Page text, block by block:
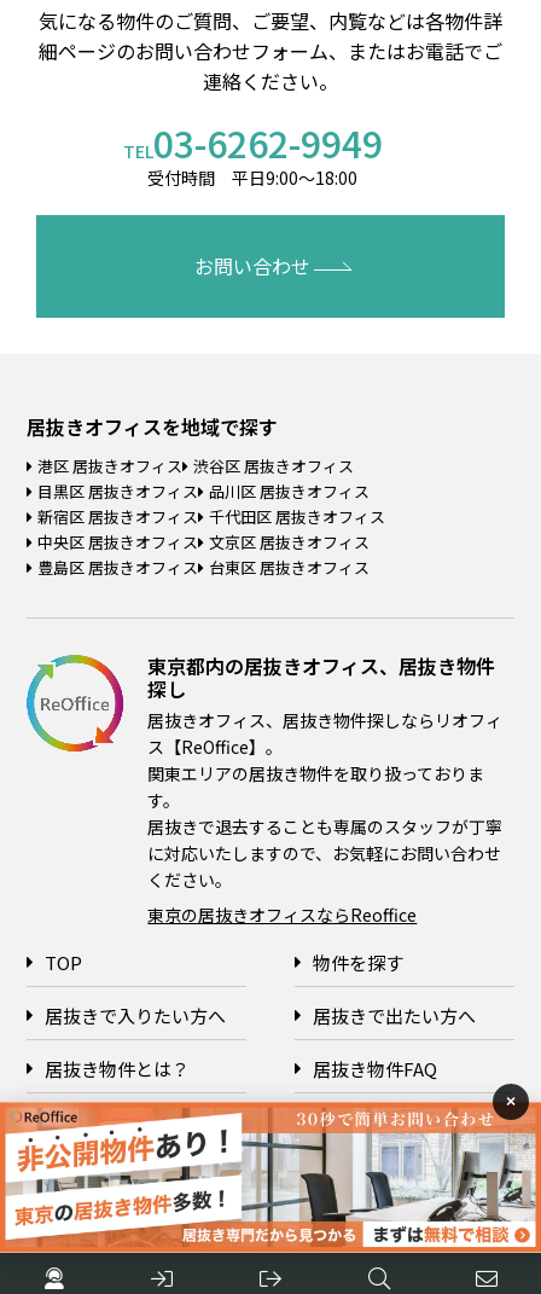
気になる物件のご質問、ご要望、内覧などは各物件詳
細ページのお問い合わせフォーム、またはお電話でご
連絡ください。
TEL03-6262-9949
受付時間 平日9:00～18:00
お問い合わせ
居抜きオフィスを地域で探す
港区 居抜きオフィス 渋谷区 居抜きオフィス
目黒区 居抜きオフィス 品川区 居抜きオフィス
新宿区 居抜きオフィス 千代田区 居抜きオフィス
中央区 居抜きオフィス 文京区 居抜きオフィス
豊島区 居抜きオフィス 台東区 居抜きオフィス
東京都内の居抜きオフィス、居抜き物件
探し
居抜きオフィス、居抜き物件探しならリオフィ
ス【ReOffice】。
関東エリアの居抜き物件を取り扱っておりま
す。
居抜きで退去することも専属のスタッフが丁寧
に対応いたしますので、お気軽にお問い合わせ
ください。
東京の居抜きオフィスならReoffice
TOP 物件を探す
居抜きで入りたい方へ 居抜きで出たい方へ
居抜き物件とは？ 居抜き物件FAQ
企業情報 プライバシーポリシー
Copyright © 2026 ReOffice All rights reserved.
×